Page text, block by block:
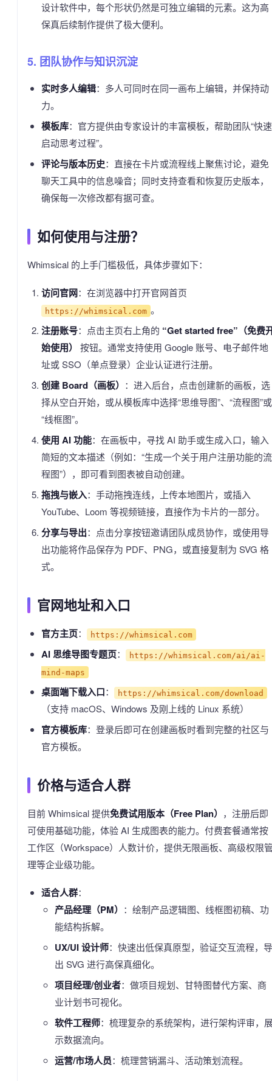
设计软件中，每个形状仍然是可独立编辑的元素。这为高
保真后续制作提供了极大便利。
5. 团队协作与知识沉淀
实时多人编辑：多人可同时在同一画布上编辑，并保持动
力。
模板库：官方提供由专家设计的丰富模板，帮助团队“快速
启动思考过程”。
评论与版本历史：直接在卡片或流程线上聚焦讨论，避免
聊天工具中的信息噪音；同时支持查看和恢复历史版本，
确保每一次修改都有据可查。
如何使用与注册？
Whimsical 的上手门槛极低，具体步骤如下：
访问官网：在浏览器中打开官网首页
https://whimsical.com 。
注册账号：点击主页右上角的 “Get started free”（免费
始使用）
按钮。通常支持使用 Google 账号、电子邮件地
址或 SSO（单点登录）企业认证进行注册。
创建 Board（画板） ：进入后台，点击创建新的画板，选
择从空白开始，或从模板库中选择“思维导图”、“流程图”或
“线框图”。
使用 AI 功能：在画板中，寻找 AI 助手或生成入口，输入
简短的文本描述（例如：“生成一个关于用户注册功能的流
程图”），即可看到图表被自动创建。
拖拽与嵌入：手动拖拽连线，上传本地图片，或插入
YouTube、Loom 等视频链接，直接作为卡片的一部分。
分享与导出：点击分享按钮邀请团队成员协作，或使用导
出功能将作品保存为 PDF、PNG，或直接复制为 SVG 格
式。
官网地址和入口
官方主页： https://whimsical.com
AI 思维导图专题页：
https://whimsical.com/ai/ai-
mind-maps
桌面端下载入口： https://whimsical.com/download
（支持 macOS、Windows 及刚上线的 Linux 系统）
官方模板库：登录后即可在创建画板时看到完整的社区与
官方模板。
价格与适合人群
目前 Whimsical 提供免费试用版本（Free Plan） ，注册后即
可使用基础功能，体验 AI 生成图表的能力。付费套餐通常按
工作区（Workspace）人数计价，提供无限画板、高级权限
理等企业级功能。
适合人群：
产品经理（PM） ：绘制产品逻辑图、线框图初稿、功
能结构拆解。
UX/UI 设计师：快速出低保真原型，验证交互流程，导
出 SVG 进行高保真细化。
项目经理/创业者：做项目规划、甘特图替代方案、商
业计划书可视化。
软件工程师：梳理复杂的系统架构，进行架构评审，
示数据流向。
运营/市场人员：梳理营销漏斗、活动策划流程。